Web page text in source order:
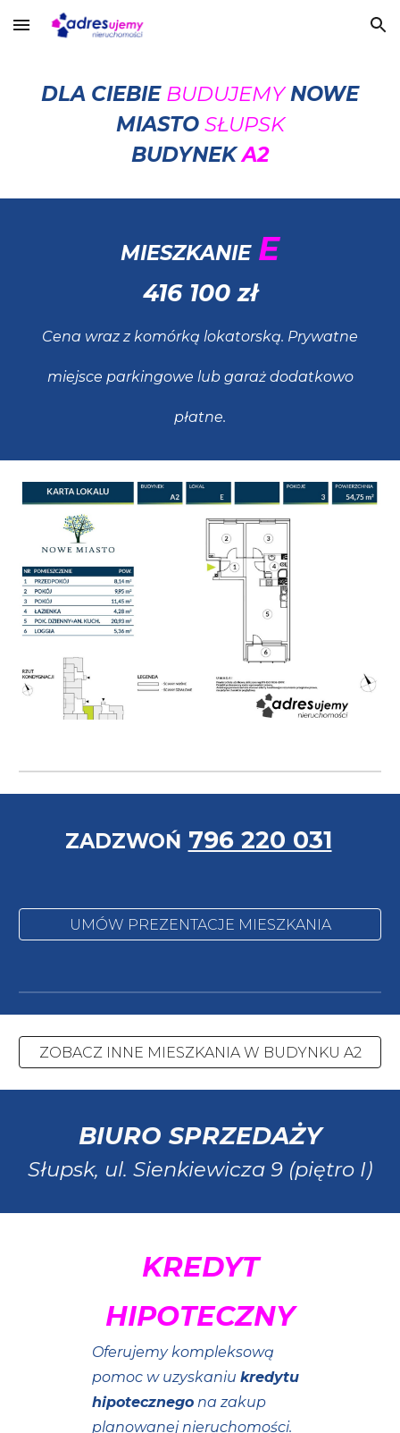
Skip to main content Skip to navigation
DLA CIEBIEBUDUJEMYNOWE
MIASTO SŁUPSK
BUDYNEKA2
MIESZKANIE E
416 100zł
Cena wraz z komórką lokatorską. Prywatne
miejsce parkingowe lub garaż dodatkowo
płatne.
ZADZWOŃ 796 220 031
UMÓW PREZENTACJE MIESZKANIA
ZOBACZ INNE MIESZKANIA W BUDYNKU A2
BIURO SPRZEDAŻY
Słupsk, ul. Sienkiewicza 9 (piętro I)
KREDYT
HIPOTECZNY
Oferujemy kompleksową
pomoc w uzyskaniu kredytu
hipotecznegona zakup
planowanej nieruchomości.